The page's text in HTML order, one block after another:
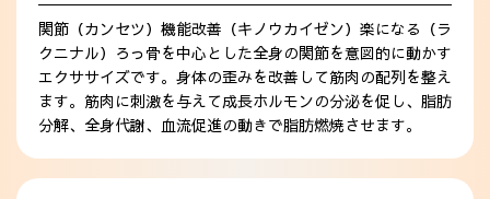
関節（カンセツ）機能改善（キノウカイゼン）楽になる（ラ
クニナル）ろっ骨を中心とした全身の関節を意図的に動かす
エクササイズです。身体の歪みを改善して筋肉の配列を整え
ます。筋肉に刺激を与えて成長ホルモンの分泌を促し、脂肪
分解、全身代謝、血流促進の動きで脂肪燃焼させます。